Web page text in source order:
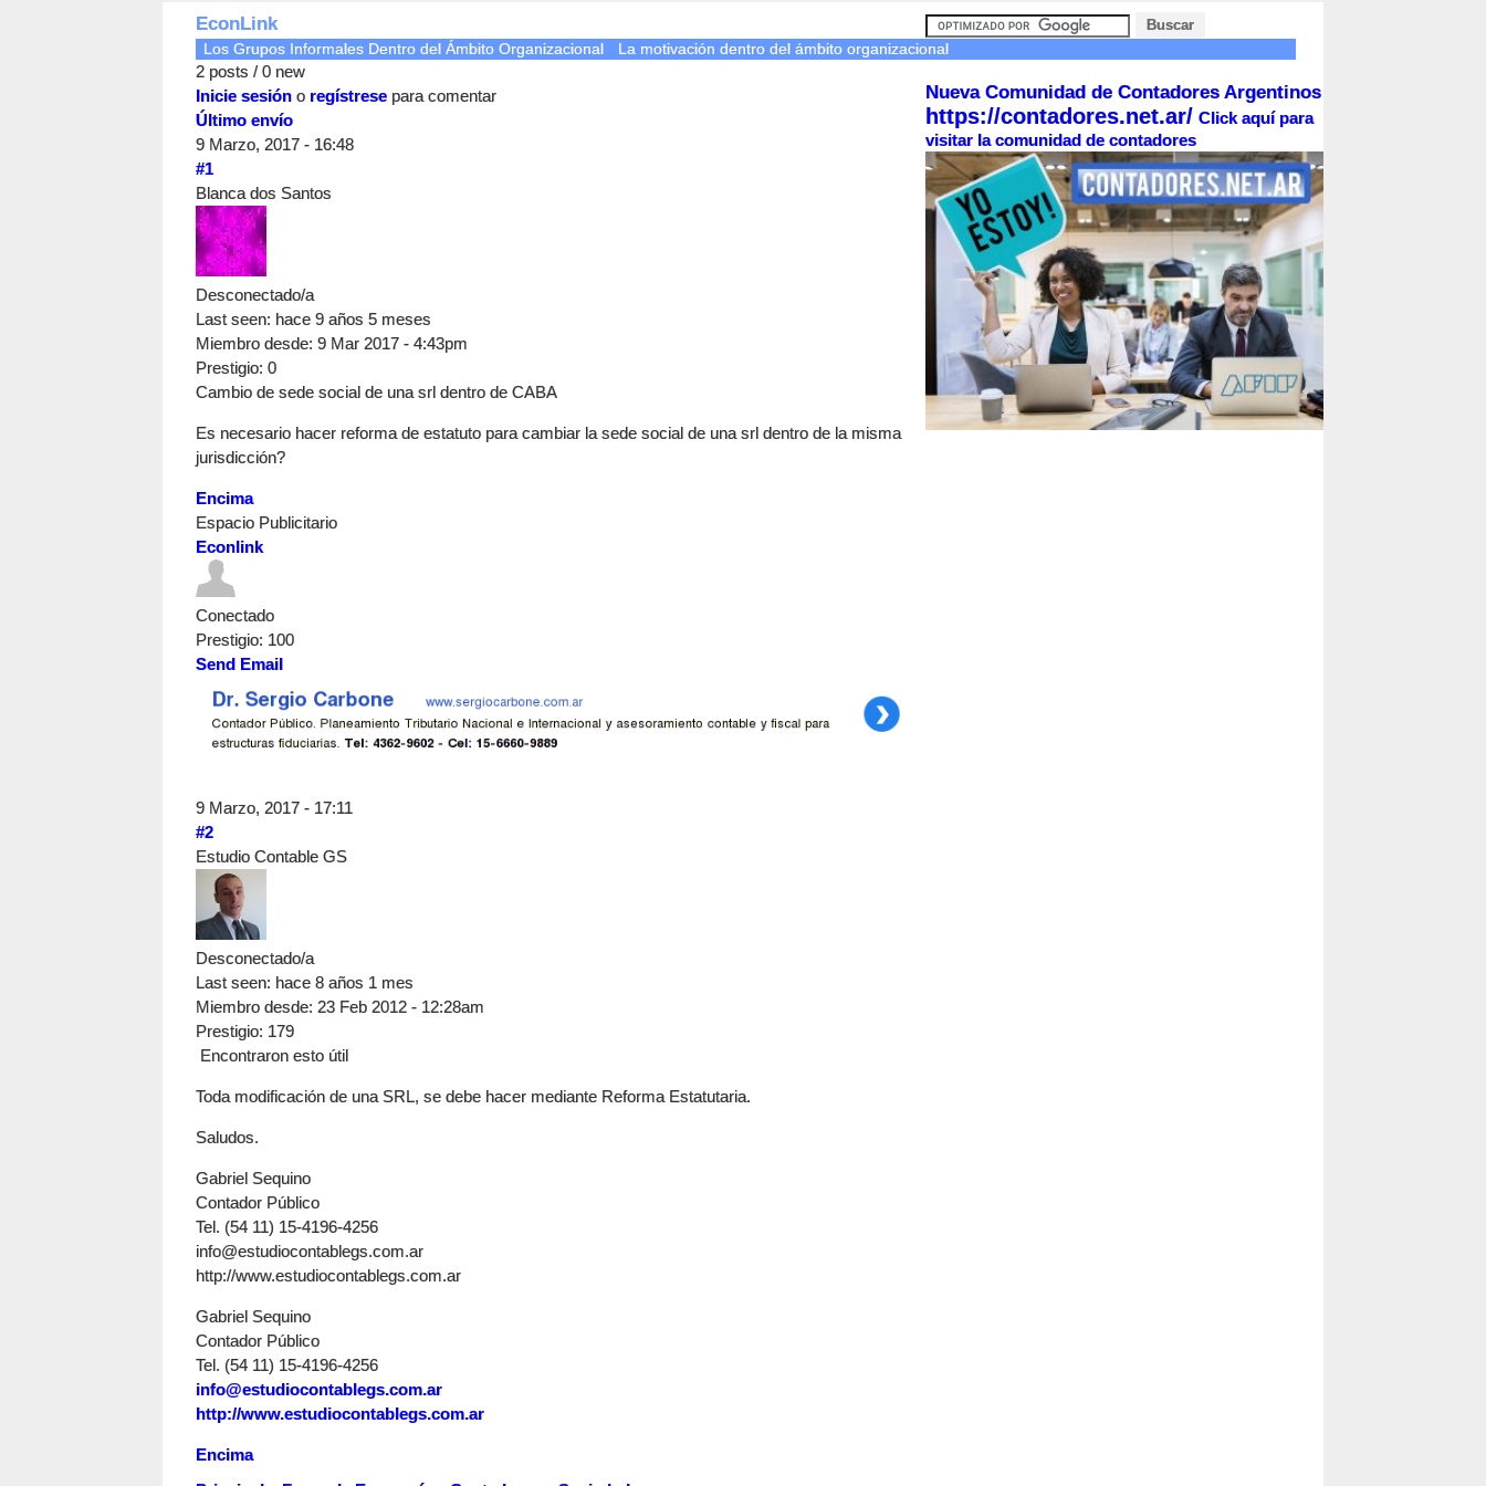
EconLink
Los Grupos Informales Dentro del Ámbito Organizacional La motivación dentro del ámbito organizacional
2 posts / 0 new
Inicie sesión o regístrese para comentar
Último envío
9 Marzo, 2017 - 16:48
#1
Blanca dos Santos
Desconectado/a
Last seen: hace 9 años 5 meses
Miembro desde: 9 Mar 2017 - 4:43pm
Prestigio: 0
Cambio de sede social de una srl dentro de CABA
Es necesario hacer reforma de estatuto para cambiar la sede social de una srl dentro de la misma
jurisdicción?
Encima
Espacio Publicitario
Econlink
Conectado
Prestigio: 100
Send Email
9 Marzo, 2017 - 17:11
#2
Estudio Contable GS
Desconectado/a
Last seen: hace 8 años 1 mes
Miembro desde: 23 Feb 2012 - 12:28am
Prestigio: 179
Encontraron esto útil
Toda modificación de una SRL, se debe hacer mediante Reforma Estatutaria.
Saludos.
Gabriel Sequino
Contador Público
Tel. (54 11) 15-4196-4256
info@estudiocontablegs.com.ar
http://www.estudiocontablegs.com.ar
Gabriel Sequino
Contador Público
Tel. (54 11) 15-4196-4256
info@estudiocontablegs.com.ar
http://www.estudiocontablegs.com.ar
Encima
Nueva Comunidad de Contadores Argentinos
https://contadores.net.ar/ Click aquí para
visitar la comunidad de contadores